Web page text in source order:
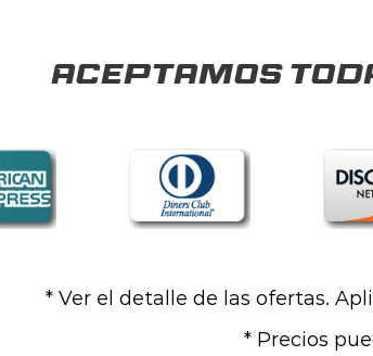
Aceptamos
* Ver el detalle de las ofertas.
* Precios